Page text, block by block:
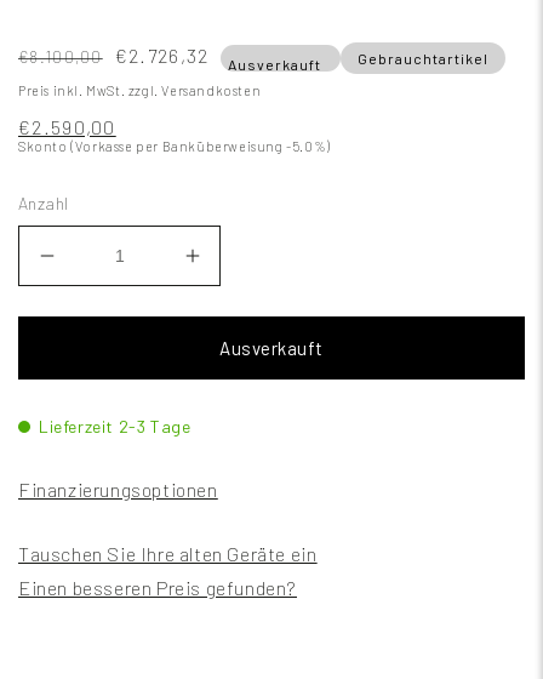
€8.100,00 €2.726,32 Ausverkauft Gebrauchtartikel
Preis inkl. MwSt. zzgl. Versandkosten
€2.590,00
Skonto (Vorkasse per Banküberweisung -5.0%)
Anzahl
Ausverkauft
Lieferzeit 2-3 Tage
Finanzierungsoptionen
Tauschen Sie Ihre alten Geräte ein
Einen besseren Preis gefunden?